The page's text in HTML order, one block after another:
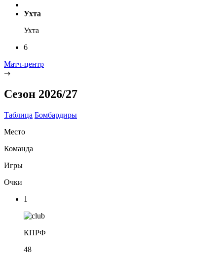
Ухта
Ухта
6
Матч-центр
Сезон 2026/27
Таблица Бомбардиры
Место
Команда
Игры
Очки
1
КПРФ
48